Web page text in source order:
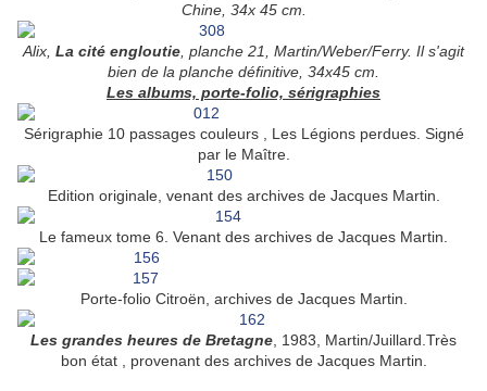
Chine, 34x 45 cm.
Alix, La cité engloutie , planche 21, Martin/Weber/Ferry. Il s'agit
bien de la planche définitive, 34x45 cm.
Les albums, porte-folio, sérigraphies
Sérigraphie 10 passages couleurs , Les Légions perdues. Signé
par le Maître.
Edition originale, venant des archives de Jacques Martin.
Le fameux tome 6. Venant des archives de Jacques Martin.
Porte-folio Citroën, archives de Jacques Martin.
Les grandes heures de Bretagne , 1983, Martin/Juillard.Très
bon état , provenant des archives de Jacques Martin.